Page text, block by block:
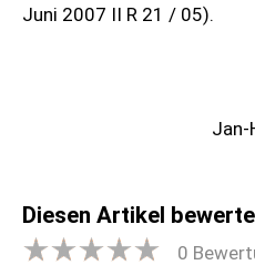
Juni 2007 II R 21 / 05).
Jan-
Diesen Artikel
0